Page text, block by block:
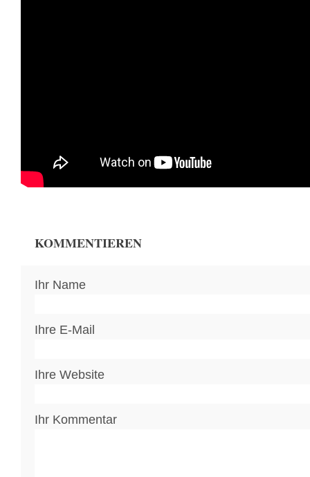
KOMMENTIEREN
Ihr Name
Ihre E-Mail
Ihre Website
Ihr Kommentar